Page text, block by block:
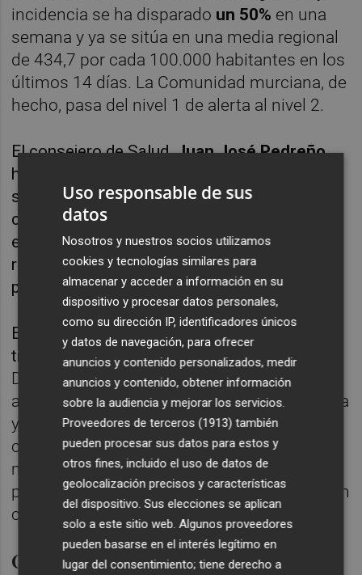
incidencia se ha disparado un 50% en una
semana y ya se sitúa en una media regional
de 434,7 por cada 100.000 habitantes en los
últimos 14 días. La Comunidad murciana, de
hecho, pasa del nivel 1 de alerta al nivel 2.
El consejero de Salud,Juan José Pedreño,
ha explicado que el incremento de los casos
se debe al resultado del puente y es
consecuencia de la interacción social. Por
ello ha pedido a la ciudadanía prudencia y
respeto a las medidas de protección (la
principal es el uso de la mascarilla).
El titular de Salud también ha solicitado a
través de una carta ayudatanto a la
Delegación del Gobierno como a los
ayuntamientos para las labores de "vigilancia
y cumplimiento de las medidas acordadas y
controles de aforo y uso obligatorio de la
mascarilla para defender la salud de la
población en general, sobre todo teniendo en
cuenta las fechas que se aproximan".
Otros niveles de alerta
Uso responsable de sus
datos
Nosotros y nuestros socios utilizamos
cookies y tecnologías similares para
almacenar y acceder a información en su
dispositivo y procesar datos personales,
como su dirección IP, identificadores únicos
y datos de navegación, para ofrecer
anuncios y contenido personalizados, medir
anuncios y contenido, obtener información
sobre la audiencia y mejorar los servicios.
Proveedores de terceros (1913) también
pueden procesar sus datos para estos y
otros fines, incluido el uso de datos de
geolocalización precisos y características
del dispositivo. Sus elecciones se aplican
solo a este sitio web. Algunos proveedores
pueden basarse en el interés legítimo en
lugar del consentimiento; tiene derecho a